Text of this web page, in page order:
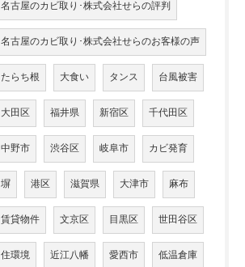
名古屋のカビ取り･株式会社せらの評判
名古屋のカビ取り･株式会社せらのお客様の声
たらち根 大食い タンス 台風被害
大田区 福井県 新宿区 千代田区
中野市 渋谷区 岐阜市 カビ発育
塀 港区 滋賀県 大津市 麻布
賃貸物件 文京区 目黒区 世田谷区
住環境 近江八幡 愛西市 低温倉庫